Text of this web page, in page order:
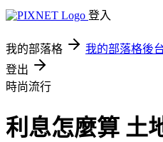
登入
我的部落格 我的部落格後
登出
時尚流行
利息怎麼算 土